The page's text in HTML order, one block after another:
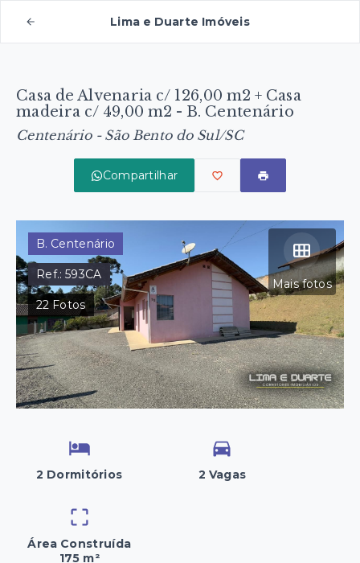
Lima e Duarte Imóveis
Casa de Alvenaria c/ 126,00 m2 + Casa
madeira c/ 49,00 m2 - B. Centenário
Centenário - São Bento do Sul/SC
Compartilhar
Mais fotos
B. Centenário
Ref.:593CA
22Fotos
2 Dormitórios 2 Vagas
Área Construída
175 m²